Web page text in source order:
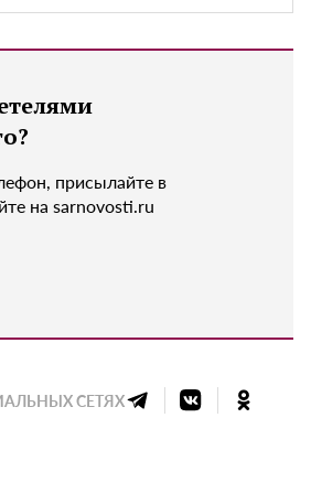
присылайте в
на sarnovosti.ru
СЕТЯХ